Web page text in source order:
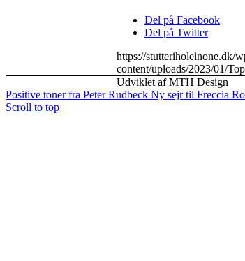
Del på Facebook
Del på Twitter
https://stutteriholeinone.dk/
content/uploads/2023/01/
Udviklet af MTH Design
Positive toner fra Peter Rudbeck Ny sejr til Freccia
Scroll to top